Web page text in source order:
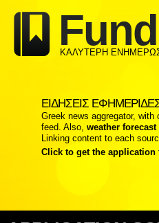
ΚΑΛΥΤΕΡΗ
ΕΙΔΗΣΕΙΣ
Greek news aggregator, with
feed. Also, weather forecast
Linking content to each
Click to get the